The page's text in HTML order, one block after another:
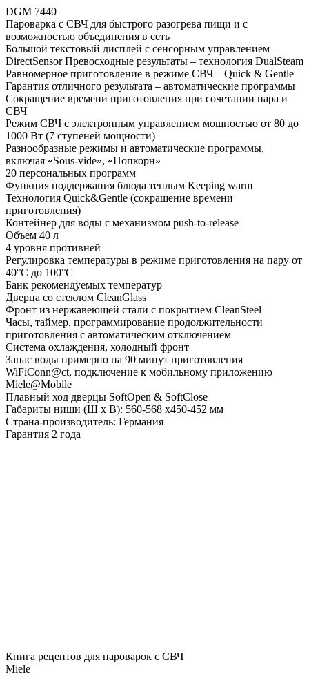
DGM 7440
Пароварка с СВЧ для быстрого разогрева пищи и с
возможностью объединения в сеть
Большой текстовый дисплей с сенсорным управлением –
DirectSensor Превосходные результаты – технология DualSteam
Равномерное приготовление в режиме СВЧ – Quick & Gentle
Гарантия отличного результата – автоматические программы
Сокращение времени приготовления при сочетании пара и
СВЧ
Режим СВЧ с электронным управлением мощностью от 80 до
1000 Вт (7 ступеней мощности)
Разнообразные режимы и автоматические программы,
включая «Sous-vide», «Попкорн»
20 персональных программ
Функция поддержания блюда теплым Keeping warm
Технология Quick&Gentle (сокращение времени
приготовления)
Контейнер для воды с механизмом push-to-release
Объем 40 л
4 уровня противней
Регулировка температуры в режиме приготовления на пару от
40°C до 100°C
Банк рекомендуемых температур
Дверца со стеклом CleanGlass
Фронт из нержавеющей стали с покрытием CleanSteel
Часы, таймер, программирование продолжительности
приготовления с автоматическим отключением
Система охлаждения, холодный фронт
Запас воды примерно на 90 минут приготовления
WiFiConn@ct, подключение к мобильному приложению
Miele@Mobile
Плавный ход дверцы SoftOpen & SoftClose
Габариты ниши (Ш х В): 560-568 х450-452 мм
Страна-производитель: Германия
Гарантия 2 года
Книга рецептов для пароварок с СВЧ
Miele